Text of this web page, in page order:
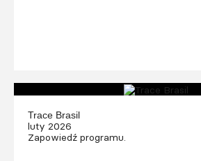
Trace Brasil
luty 2026
Zapowiedź programu.